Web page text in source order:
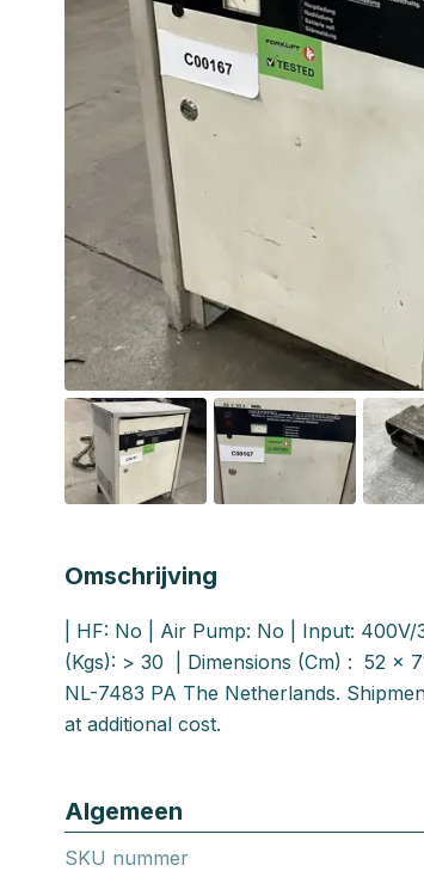
Omschrijving
| HF: No | Air Pump: No | Input:
(Kgs): > 30 | Dimensions (Cm) : 52 x
NL-7483 PA The Netherlands.
at additional cost.
Algemeen
SKU nummer